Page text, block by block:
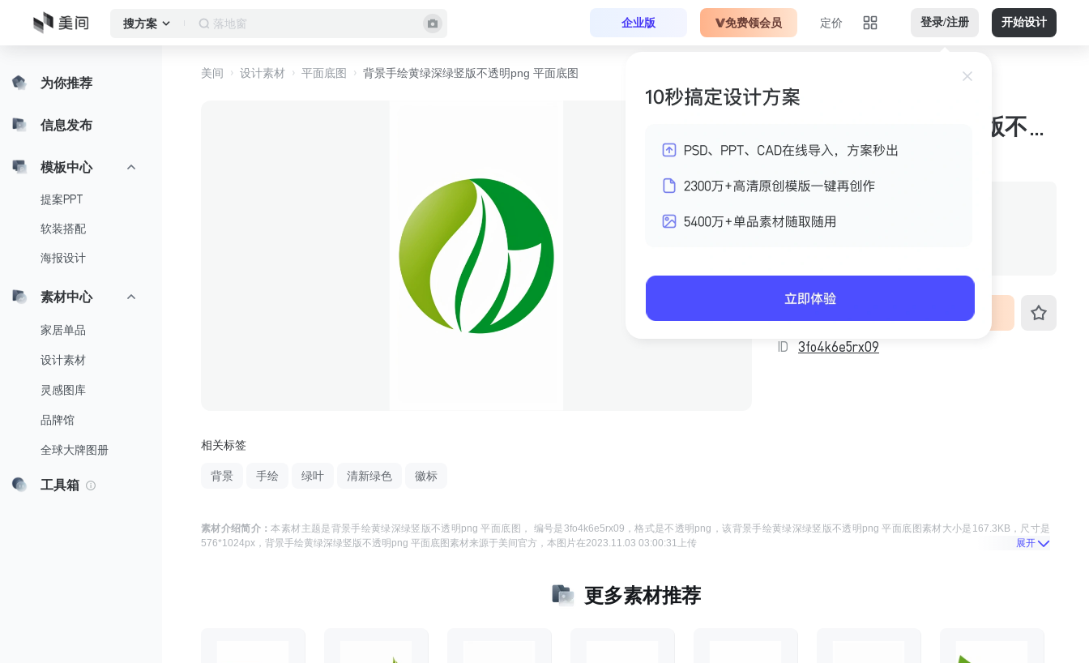
搜方案 客厅 企业版 免费领会员 定价 登录/注册 开始设计
为你推荐
信息发布
模板中心
提案PPT
软装搭配
海报设计
素材中心
家居单品
设计素材
灵感图库
品牌馆
全球大牌图册
工具箱
美间 设计素材 平面底图 背景手绘黄绿深绿竖版不透明png 平面底图
背景手绘黄绿深绿竖版不透明png 平面底图
格式
ID 3fo4k6e5rx09
相关标签
背景 手绘 绿叶 清新绿色 徽标
素材介绍简介：本素材主题是背景手绘黄绿深绿竖版不透明png 平面底图 ， 编号是3fo4k6e5rx09 ，格式是不透明png ，该背景手绘黄绿深绿竖版不透明png 平面底图素材大小是 167.3KB，尺寸是
576*1024px， 背景手绘黄绿深绿竖版不透明png 平面底图素材来源于美间官方 ，本图片在2023.11.03 03:00:31 上传 展开
更多素材推荐